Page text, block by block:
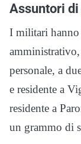
Assuntori
I militari hanno
personale, a
e residente a
residente a
un grammo di